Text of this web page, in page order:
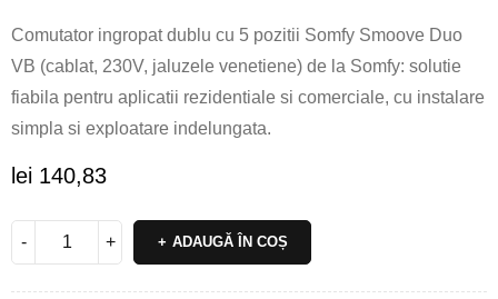
Comutator ingropat dublu cu 5 pozitii Somfy Smoove Duo
VB (cablat, 230V, jaluzele venetiene) de la Somfy: solutie
fiabila pentru aplicatii rezidentiale si comerciale, cu instalare
simpla si exploatare indelungata.
lei 140,83
ADAUGĂ ÎN COȘ